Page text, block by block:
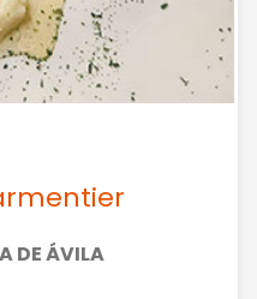
DE ÁVILA